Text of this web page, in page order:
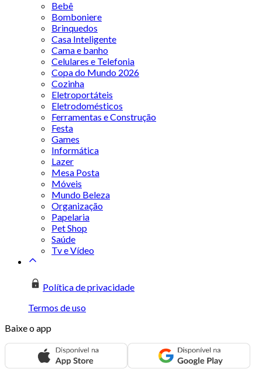
Bebê
Bomboniere
Brinquedos
Casa Inteligente
Cama e banho
Celulares e Telefonia
Copa do Mundo 2026
Cozinha
Eletroportáteis
Eletrodomésticos
Ferramentas e Construção
Festa
Games
Informática
Lazer
Mesa Posta
Móveis
Mundo Beleza
Organização
Papelaria
Pet Shop
Saúde
Tv e Vídeo
Política de privacidade
Termos de uso
Baixe o app